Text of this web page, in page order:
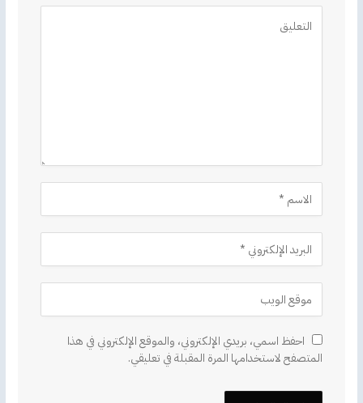
احفظ اسمي، بريدي الإلكتروني، والموقع الإلكتروني في هذا
المتصفح لاستخدامها المرة المقبلة في تعليقي.